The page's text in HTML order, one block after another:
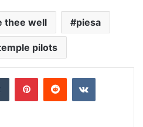
thee well piesa
pilots
TumblrPinterestRedditVKontakte